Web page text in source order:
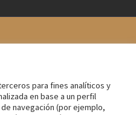
para fines analíticos y
en base a un perfil
navegación (por ejemplo,